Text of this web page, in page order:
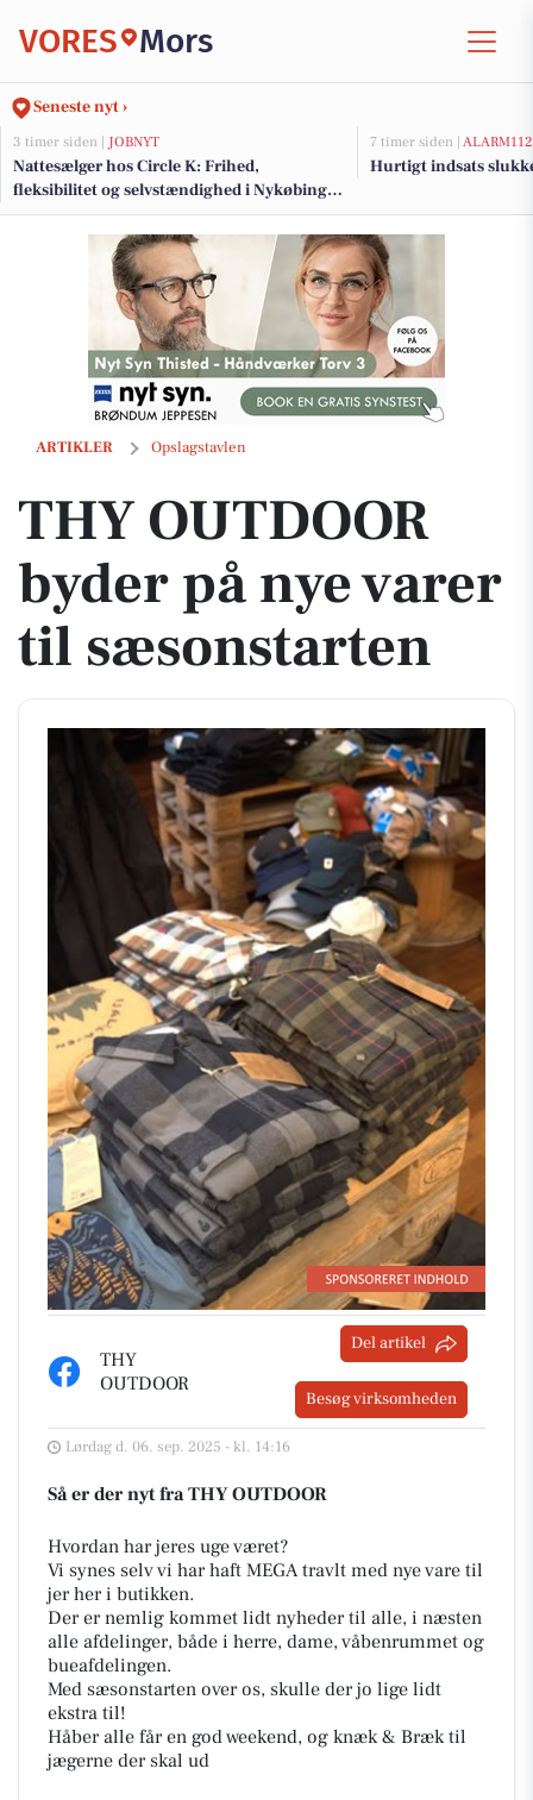
VORES Mors
Seneste nyt ›
3 timer siden | JOBNYT
Nattesælger hos Circle K: Frihed,
fleksibilitet og selvstændighed i Nykøbing
Mors
7 timer siden | ALARM112
Hurtigt indsats
ARTIKLER Opslagstavlen
THY OUTDOOR byder på nye varer til sæsonstarten
THY OUTDOOR
byder på nye varer
til sæsonstarten
THY
OUTDOOR
Del artikel
Besøg virksomheden
Lørdag d. 06. sep. 2025 - kl. 14:16
Så er der nyt fra THY OUTDOOR
Hvordan har jeres uge været?
Vi synes selv vi har haft MEGA travlt med nye vare til
jer her i butikken.
Der er nemlig kommet lidt nyheder til alle, i næsten
alle afdelinger, både i herre, dame, våbenrummet og
bueafdelingen.
Med sæsonstarten over os, skulle der jo lige lidt
ekstra til!
Håber alle får en god weekend, og knæk & Bræk til
jægerne der skal ud